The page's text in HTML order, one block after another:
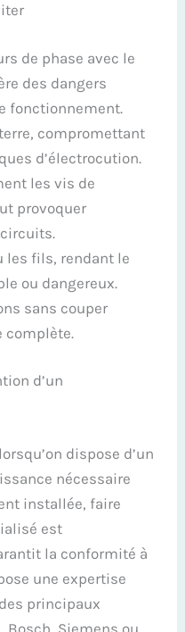
de phase avec le
des dangers
fonctionnement.
compromettant
d’électrocution.
les vis de
provoquer
les fils, rendant le
ou dangereux.
sans couper
complète.
d’un
dispose d’un
nécessaire
installée, faire
est
la conformité à
une expertise
principaux
Bosch, Siemens ou